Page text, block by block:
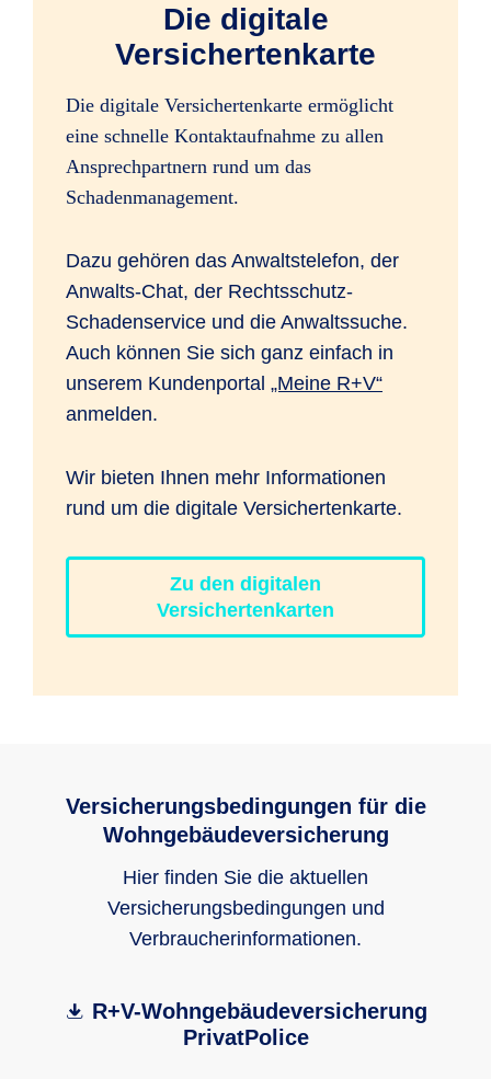
Die digitale
Versichertenkarte
Die digitale Versichertenkarte ermöglicht
eine schnelle Kontaktaufnahme zu allen
Ansprechpartnern rund um das
Schadenmanagement.
Dazu gehören das Anwaltstelefon, der
Anwalts-Chat, der Rechtsschutz-
Schadenservice und die Anwaltssuche.
Auch können Sie sich ganz einfach in
unserem Kundenportal „Meine R+V“
anmelden.
Wir bieten Ihnen mehr Informationen
rund um die digitale Versichertenkarte.
Zu den digitalen
Versichertenkarten
Versicherungsbedingungen für die
Wohngebäudeversicherung
Hier finden Sie die aktuellen
Versicherungsbedingungen und
Verbraucherinformationen.
R+V-Wohngebäudeversicherung
PrivatPolice